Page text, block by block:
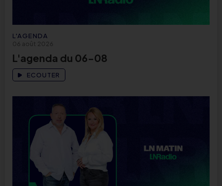
L'AGENDA
06 août 2026
L'agenda du 06-08
ECOUTER